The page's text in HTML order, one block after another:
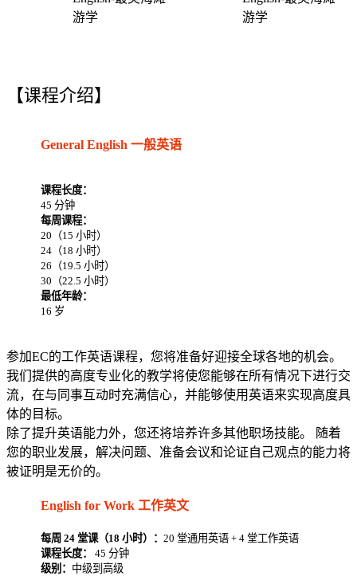
【课程介绍】
General English 一般英语
课程长度：
45 分钟
每周课程：
20（15 小时）
24（18 小时）
26（19.5 小时）
30（22.5 小时）
最低年龄：
16 岁
参加EC的工作英语课程，您将准备好迎接全球各地的机会。
我们提供的高度专业化的教学将使您能够在所有情况下进行交
流，在与同事互动时充满信心，并能够使用英语来实现高度具
体的目标。
除了提升英语能力外，您还将培养许多其他职场技能。 随着
您的职业发展，解决问题、准备会议和论证自己观点的能力将
被证明是无价的。
English for Work 工作英文
每周 24 堂课（18 小时）： 20 堂通用英语 + 4 堂工作英语
课程长度：
45 分钟
级别： 中级到高级